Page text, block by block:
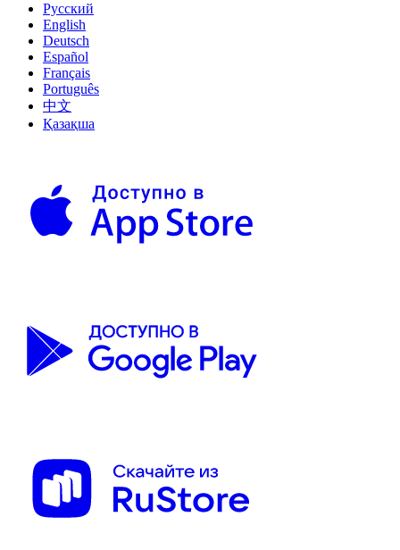
Русский
English
Deutsch
Español
Français
Português
中文
Қазақша